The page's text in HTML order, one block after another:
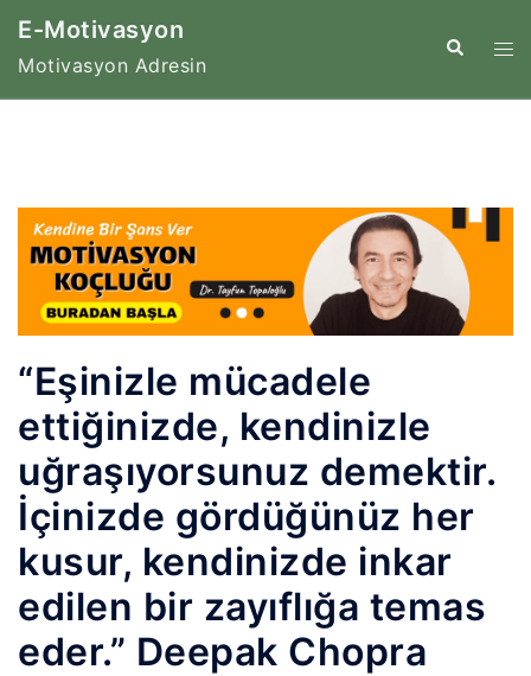
İçeriğe
E-Motivasyon
Motivasyon Adresin
Search
“Eşinizle mücadele
ettiğinizde, kendinizle
uğraşıyorsunuz demektir.
İçinizde gördüğünüz her
kusur, kendinizde inkar
edilen bir zayıflığa temas
eder.” Deepak Chopra